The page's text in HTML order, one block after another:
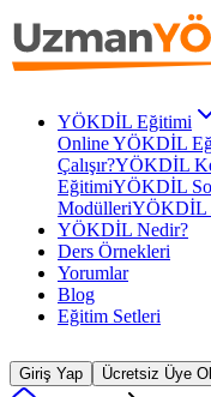
YÖKDİL Eğitimi
Online YÖKDİL
Çalışır?YÖKDİL
EğitimiYÖKDİL
ModülleriYÖKDİL
YÖKDİL Nedir?
Ders Örnekleri
Yorumlar
Blog
Eğitim Setleri
Giriş Yap Ücretsiz Üye Ol